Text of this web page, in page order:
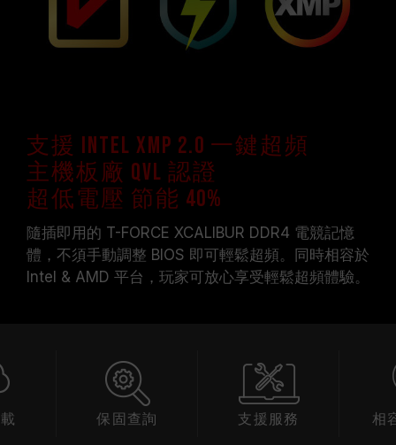
支援 Intel XMP 2.0 一鍵超頻
主機板廠 QVL 認證
超低電壓 節能 40%
隨插即用的 T-FORCE XCALIBUR DDR4 電競記憶
體，不須手動調整 BIOS 即可輕鬆超頻。同時相容於
Intel & AMD 平台，玩家可放心享受輕鬆超頻體驗。
保固查詢 支援服務 相